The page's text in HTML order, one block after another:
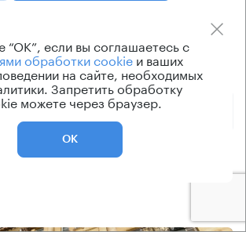
по аренде в этом здании:
Арендная плата Этаж
1 699 500 ₽
“ОК”, если вы соглашаетесь с
обработки cookieи ваших
на сайте, необходимых
Запретить обработку
можете через браузер.
ОК